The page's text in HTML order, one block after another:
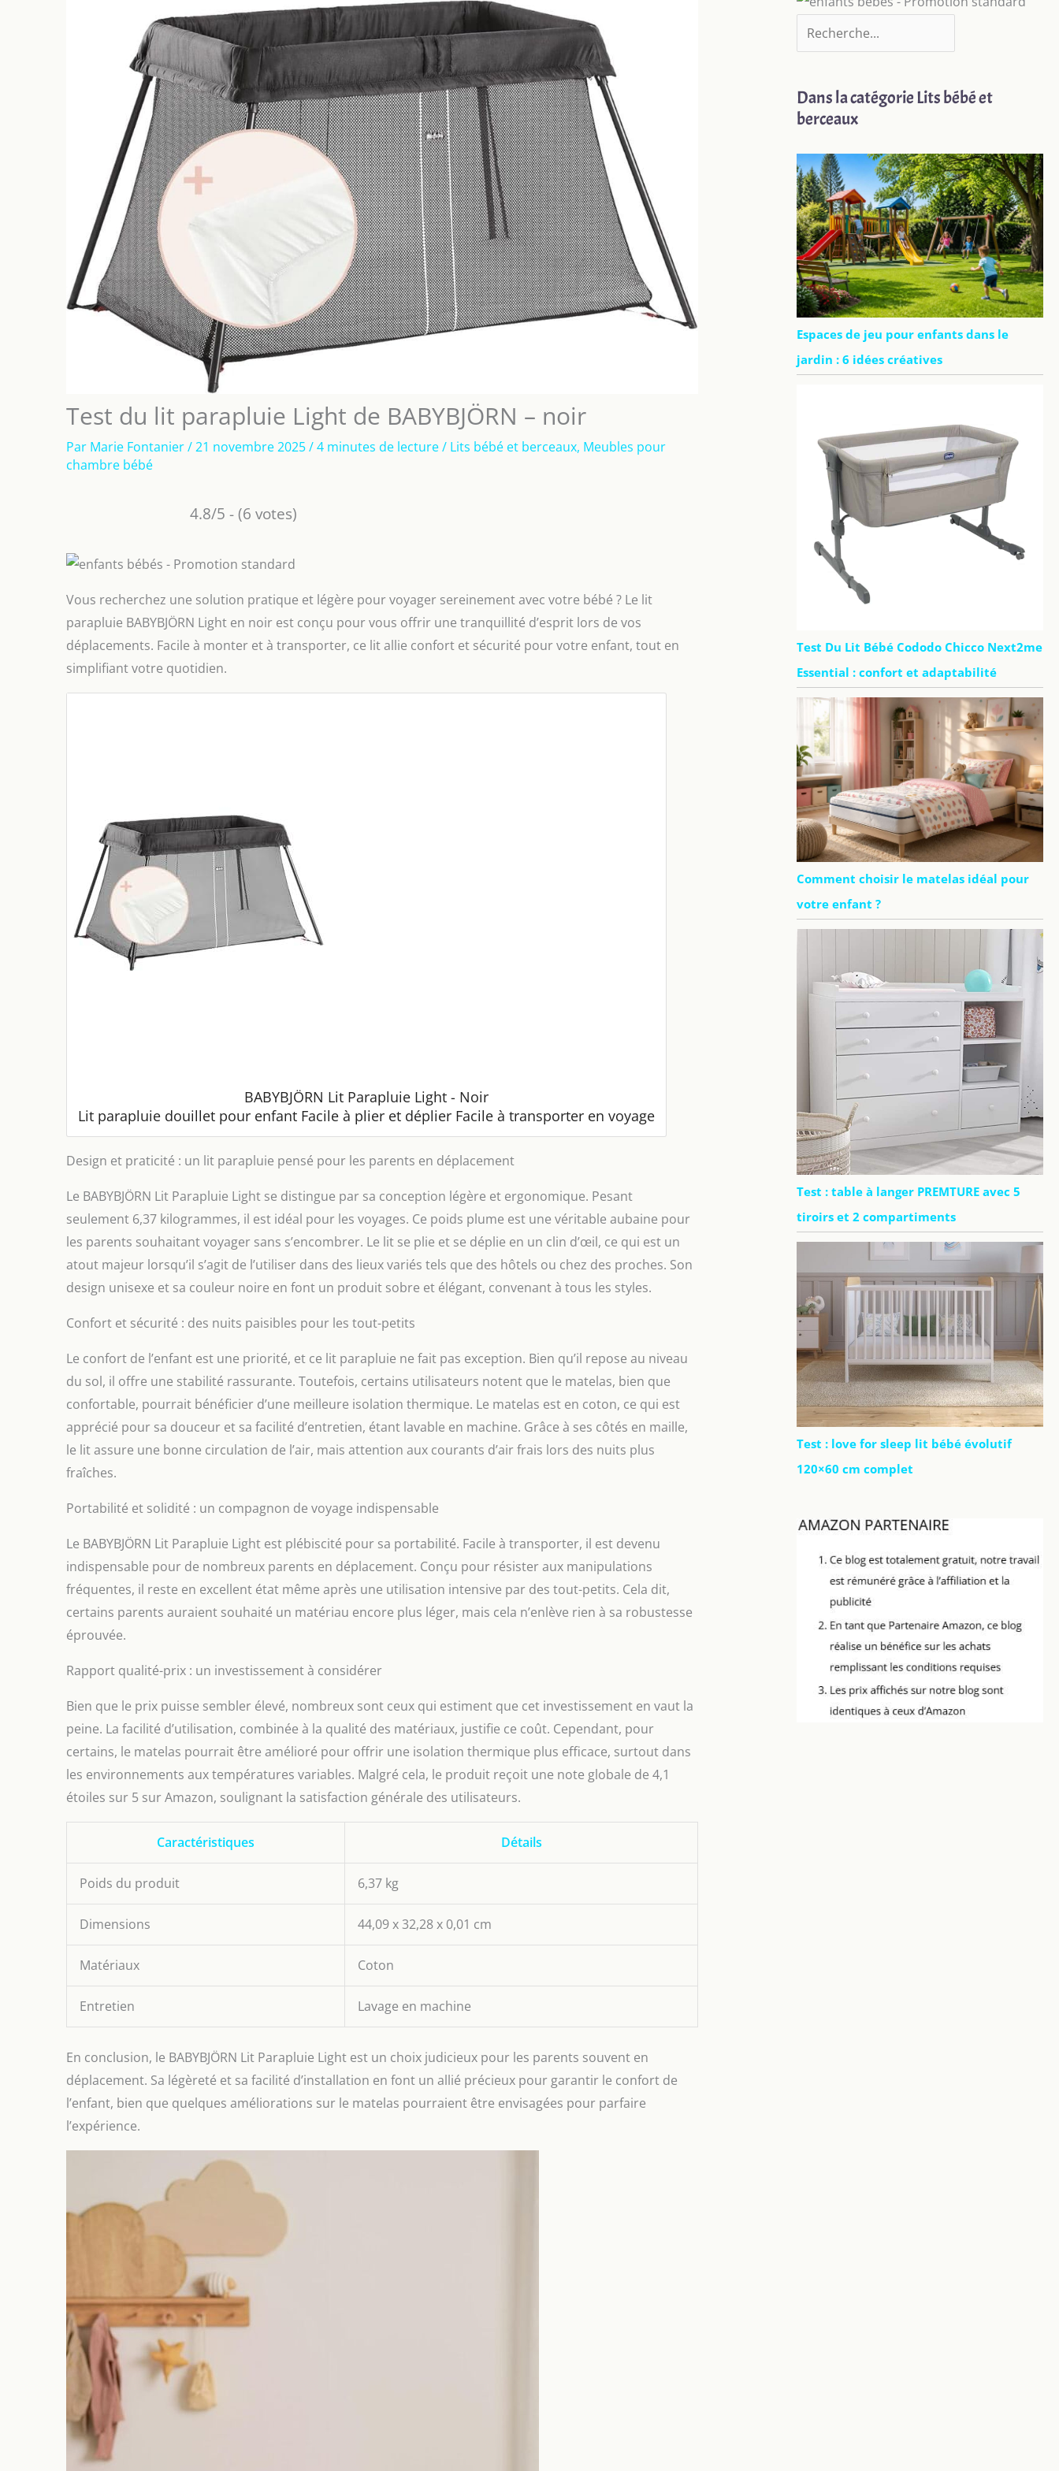
Test du lit parapluie Light de BABYBJÖRN – noir
Par Marie Fontanier/21 novembre 2025/4 minutes de lecture/ Lits bébé et berceaux, Meubles pour
chambre bébé
4.8/5 - (6 votes)
Vous recherchez une solution pratique et légère pour voyager sereinement avec votre bébé ? Le lit
parapluie BABYBJÖRN Light en noir est conçu pour vous offrir une tranquillité d’esprit lors de vos
déplacements. Facile à monter et à transporter, ce lit allie confort et sécurité pour votre enfant, tout en
simplifiant votre quotidien.
BABYBJÖRN Lit Parapluie Light - Noir
Lit parapluie douillet pour enfant Facile à plier et déplier Facile à transporter en voyage
Design et praticité : un lit parapluie pensé pour les parents en déplacement
Le BABYBJÖRN Lit Parapluie Light se distingue par sa conception légère et ergonomique. Pesant
seulement 6,37 kilogrammes, il est idéal pour les voyages. Ce poids plume est une véritable aubaine pour
les parents souhaitant voyager sans s’encombrer. Le lit se plie et se déplie en un clin d’œil, ce qui est un
atout majeur lorsqu’il s’agit de l’utiliser dans des lieux variés tels que des hôtels ou chez des proches. Son
design unisexe et sa couleur noire en font un produit sobre et élégant, convenant à tous les styles.
Confort et sécurité : des nuits paisibles pour les tout-petits
Le confort de l’enfant est une priorité, et ce lit parapluie ne fait pas exception. Bien qu’il repose au niveau
du sol, il offre une stabilité rassurante. Toutefois, certains utilisateurs notent que le matelas, bien que
confortable, pourrait bénéficier d’une meilleure isolation thermique. Le matelas est en coton, ce qui est
apprécié pour sa douceur et sa facilité d’entretien, étant lavable en machine. Grâce à ses côtés en maille,
le lit assure une bonne circulation de l’air, mais attention aux courants d’air frais lors des nuits plus
fraîches.
Portabilité et solidité : un compagnon de voyage indispensable
Le BABYBJÖRN Lit Parapluie Light est plébiscité pour sa portabilité. Facile à transporter, il est devenu
indispensable pour de nombreux parents en déplacement. Conçu pour résister aux manipulations
fréquentes, il reste en excellent état même après une utilisation intensive par des tout-petits. Cela dit,
certains parents auraient souhaité un matériau encore plus léger, mais cela n’enlève rien à sa robustesse
éprouvée.
Rapport qualité-prix : un investissement à considérer
Bien que le prix puisse sembler élevé, nombreux sont ceux qui estiment que cet investissement en vaut la
peine. La facilité d’utilisation, combinée à la qualité des matériaux, justifie ce coût. Cependant, pour
certains, le matelas pourrait être amélioré pour offrir une isolation thermique plus efficace, surtout dans
les environnements aux températures variables. Malgré cela, le produit reçoit une note globale de 4,1
étoiles sur 5 sur Amazon, soulignant la satisfaction générale des utilisateurs.
Caractéristiques Détails
Poids du produit 6,37 kg
Dimensions 44,09 x 32,28 x 0,01 cm
Matériaux Coton
Entretien Lavage en machine
En conclusion, le BABYBJÖRN Lit Parapluie Light est un choix judicieux pour les parents souvent en
déplacement. Sa légèreté et sa facilité d’installation en font un allié précieux pour garantir le confort de
l’enfant, bien que quelques améliorations sur le matelas pourraient être envisagées pour parfaire
l’expérience.
Dans la catégorie Lits bébé et
berceaux
Espaces de jeu pour enfants dans le
jardin : 6 idées créatives
Test Du Lit Bébé Cododo Chicco Next2me
Essential : confort et adaptabilité
Comment choisir le matelas idéal pour
votre enfant ?
Test : table à langer PREMTURE avec 5
tiroirs et 2 compartiments
Test : love for sleep lit bébé évolutif
120×60 cm complet